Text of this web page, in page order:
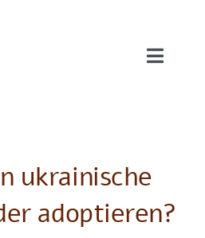
Toggle
ukrainische
adoptieren?